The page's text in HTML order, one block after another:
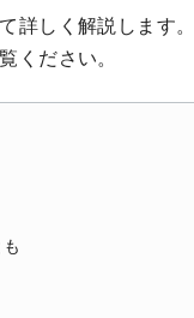
詳しく解説します
ください。